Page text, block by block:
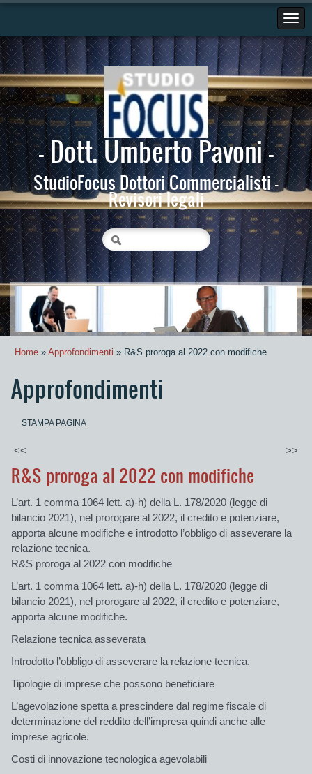
- Dott. Umberto Pavoni -
StudioFocus Dottori Commercialisti -
Revisori legali
Home » Approfondimenti » R&S proroga al 2022 con modifiche
Approfondimenti
STAMPA PAGINA
<< >>
R&S proroga al 2022 con modifiche
L’art. 1 comma 1064 lett. a)-h) della L. 178/2020 (legge di
bilancio 2021), nel prorogare al 2022, il credito e potenziare,
apporta alcune modifiche e introdotto l’obbligo di asseverare la
relazione tecnica.
R&S proroga al 2022 con modifiche
L’art. 1 comma 1064 lett. a)-h) della L. 178/2020 (legge di
bilancio 2021), nel prorogare al 2022, il credito e potenziare,
apporta alcune modifiche.
Relazione tecnica asseverata
Introdotto l’obbligo di asseverare la relazione tecnica.
Tipologie di imprese che possono beneficiare
L’agevolazione spetta a prescindere dal regime fiscale di
determinazione del reddito dell’impresa quindi anche alle
imprese agricole.
Costi di innovazione tecnologica agevolabili